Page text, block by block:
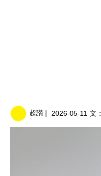
超讚 | 2026-05-11 文：